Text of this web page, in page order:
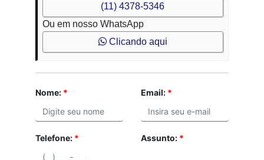
(11) 4378-5346
Ou em nosso WhatsApp
Clicando aqui
Nome: * Email: *
Telefone: * Assunto: *